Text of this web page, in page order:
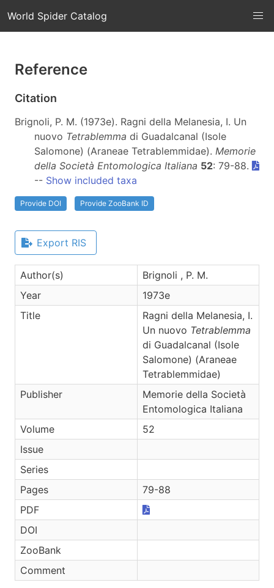
World Spider Catalog
Reference
Citation
Brignoli, P. M. (1973e). Ragni della Melanesia, I. Un
nuovo Tetrablemma di Guadalcanal (Isole
Salomone) (Araneae Tetrablemmidae). Memorie
della Società Entomologica Italiana 52: 79-88.
-- Show included taxa
Provide DOI Provide ZooBank ID
Export RIS
Author(s)
Brignoli , P. M.
Year
1973e
Title
Ragni della Melanesia, I.
Un nuovo Tetrablemma
di Guadalcanal (Isole
Salomone) (Araneae
Tetrablemmidae)
Publisher
Memorie della Società
Entomologica Italiana
Volume
52
Issue
Series
Pages
79-88
PDF
DOI
ZooBank
Comment